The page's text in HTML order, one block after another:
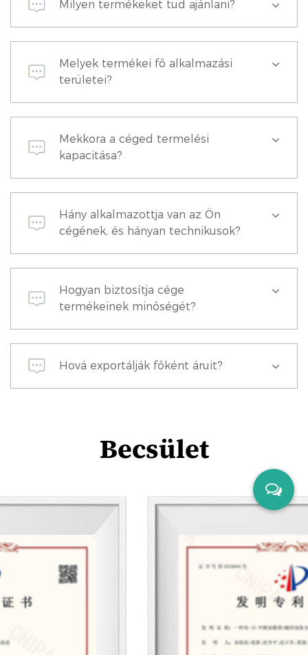
Milyen termékeket tud ajánlani?
Melyek termékei fő alkalmazási
területei?
Mekkora a céged termelési
kapacitása?
Hány alkalmazottja van az Ön
cégének, és hányan technikusok?
Hogyan biztosítja cége
termékeinek minőségét?
Hová exportálják főként áruit?
Becsület